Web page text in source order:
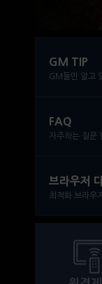
GM TIP
GM들만 알고
FAQ
자주하는 질문
브라우저
최적화 브라우